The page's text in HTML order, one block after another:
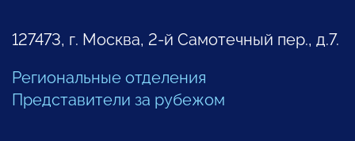
127473, г. Москва, 2-й Самотечный пер., д.7.
Региональные отделения
Представители за рубежом